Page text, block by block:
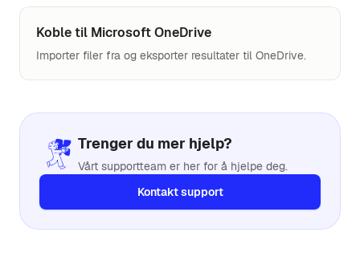
Koble til Microsoft OneDrive
Importer filer fra og eksporter resultater til OneDrive.
Trenger du mer hjelp?
Vårt supportteam er her for å hjelpe deg.
Kontakt support